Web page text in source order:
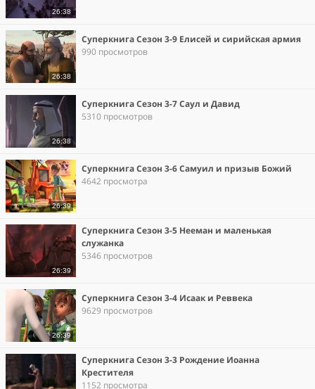
26:38
26:38
Суперкнига Сезон 3-9 Елисей и сирийская армия
990 просмотров
26:38
Суперкнига Сезон 3-7 Саул и Давид
5310 просмотров
26:39
Суперкнига Сезон 3-6 Самуил и призыв Божий
4642 просмотра
26:39
Суперкнига Сезон 3-5 Нееман и маленькая
служанка
5346 просмотров
26:39
Суперкнига Сезон 3-4 Исаак и Реввека
9629 просмотров
Суперкнига Сезон 3-3 Рождение Иоанна
Крестителя
1152 просмотра